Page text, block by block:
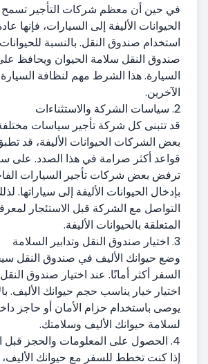
في حين أن معظم شركات التأجير تسمح
الحيوانات الأليفة إلى السيارات، فإنها
استخدام صندوق النقل. بالنسبة
صندوق النقل سلامة الحيوان ويحافظ
السيارة. هذا الشرط مهم لنظافة السيارة
الآخرين.
2. سياسات الشركة والاستثناءات
قد تتبنى كل شركة تأجير سياسات
بعض الشركات الحيوانات الأليفة، قد
قواعد أكثر صرامة في هذا الصدد. على
ترفض بعض شركات تأجير السيارات
بإدخال الحيوانات الأليفة إلى سياراتها.
التواصل مع الشركة قبل الاستئجار
المتعلقة بالحيوانات الأليفة.
3. اختيار صندوق النقل وتدابير السلامة
وضع حيوانك الأليف في صندوق النقل
السفر أكثر أمانًا. عند اختيار صندوق
اختيار خيار يناسب حجم حيوانك الأليف.
يوصى باستخدام حزام الأمان أو حاجز
لسلامة حيوانك الأليف وسلامتك.
4. الحصول على المعلومات والحجز قبل الاستئجار
إذا كنت تخطط للسفر مع حيوانك